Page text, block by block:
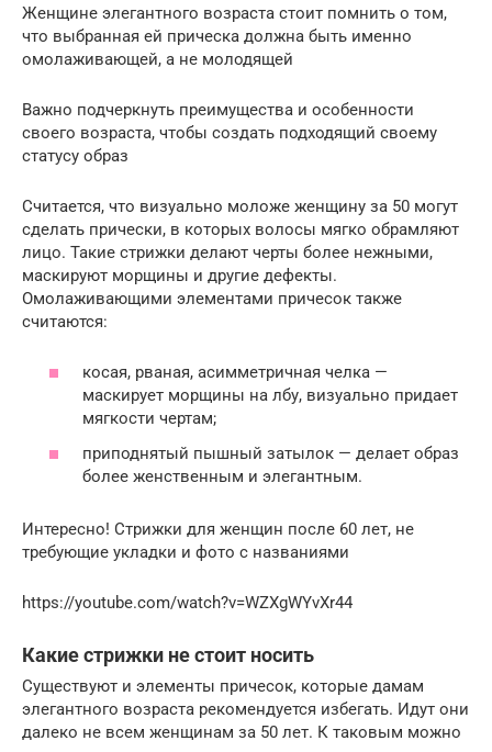
Женщине элегантного возраста стоит помнить о том,
что выбранная ей прическа должна быть именно
омолаживающей, а не молодящей
Важно подчеркнуть преимущества и особенности
своего возраста, чтобы создать подходящий своему
статусу образ
Считается, что визуально моложе женщину за 50 могут
сделать прически, в которых волосы мягко обрамляют
лицо. Такие стрижки делают черты более нежными,
маскируют морщины и другие дефекты.
Омолаживающими элементами причесок также
считаются:
косая, рваная, асимметричная челка —
маскирует морщины на лбу, визуально придает
мягкости чертам;
приподнятый пышный затылок — делает образ
более женственным и элегантным.
Интересно! Стрижки для женщин после 60 лет, не
требующие укладки и фото с названиями
https://youtube.com/watch?v=WZXgWYvXr44
Какие стрижки не стоит носить
Существуют и элементы причесок, которые дамам
элегантного возраста рекомендуется избегать. Идут они
далеко не всем женщинам за 50 лет. К таковым можно